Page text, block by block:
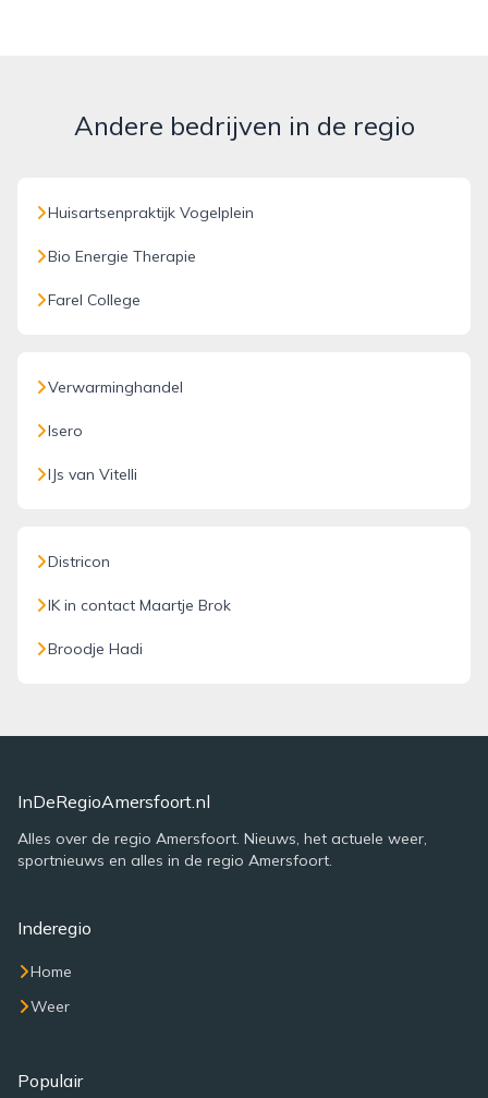
Andere bedrijven in de regio
Huisartsenpraktijk Vogelplein
Bio Energie Therapie
Farel College
Verwarminghandel
Isero
IJs van Vitelli
Districon
IK in contact Maartje Brok
Broodje Hadi
InDeRegioAmersfoort.nl
Alles over de regio Amersfoort. Nieuws, het actuele weer,
sportnieuws en alles in de regio Amersfoort.
Inderegio
Home
Weer
Populair